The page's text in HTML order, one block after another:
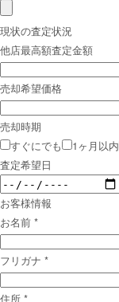
現状の査定状況
他店最高額査定金額
売却希望価格
売却時期
すぐにでも
1ヶ月以内
査定希望日
お客様情報
お名前 *
フリガナ *
住所 *